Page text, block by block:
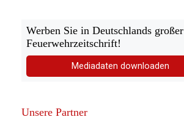
Werben Sie in Deutschlands großer
Feuerwehrzeitschrift!
Mediadaten downloaden
Unsere Partner